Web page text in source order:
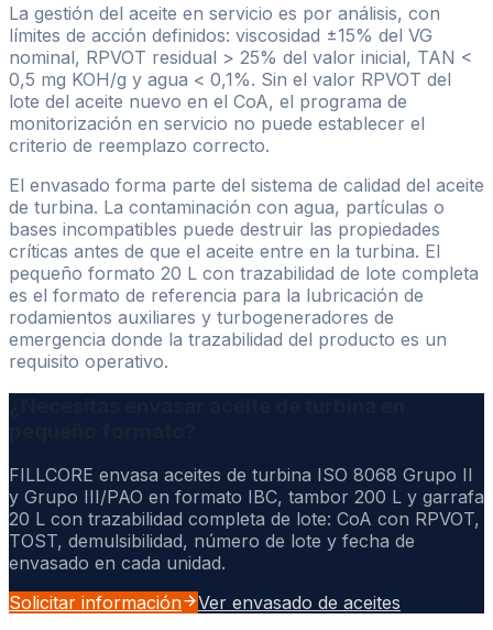
La gestión del aceite en servicio es por análisis, con
límites de acción definidos: viscosidad ±15% del VG
nominal, RPVOT residual > 25% del valor inicial, TAN <
0,5 mg KOH/g y agua < 0,1%. Sin el valor RPVOT del
lote del aceite nuevo en el CoA, el programa de
monitorización en servicio no puede establecer el
criterio de reemplazo correcto.
El envasado forma parte del sistema de calidad del aceite
de turbina. La contaminación con agua, partículas o
bases incompatibles puede destruir las propiedades
críticas antes de que el aceite entre en la turbina. El
pequeño formato 20 L con trazabilidad de lote completa
es el formato de referencia para la lubricación de
rodamientos auxiliares y turbogeneradores de
emergencia donde la trazabilidad del producto es un
requisito operativo.
FILLCORE envasa aceites de turbina ISO 8068 Grupo II
y Grupo III/PAO en formato IBC, tambor 200 L y garrafa
20 L con trazabilidad completa de lote: CoA con RPVOT,
TOST, demulsibilidad, número de lote y fecha de
envasado en cada unidad.
Solicitar información
Ver envasado de aceites